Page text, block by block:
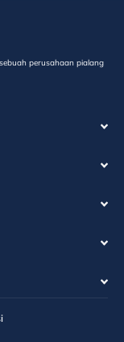
perusahaan pialang